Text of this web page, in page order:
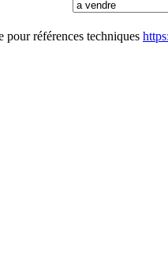
pour références techniques